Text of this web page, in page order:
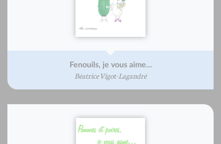
Fenouils, je vous aime...
Béatrice Vigot-Lagandré